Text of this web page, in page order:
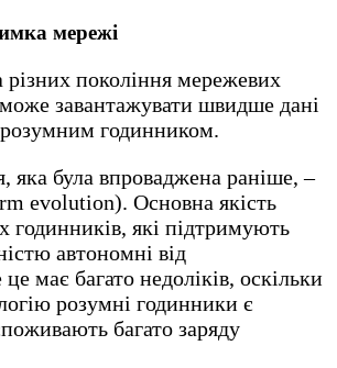
мережі
різних покоління мережевих
завантажувати швидше дані
годинником.
яка була впроваджена раніше, –
evolution). Основна якість
годинників, які підтримують
автономні від
має багато недоліків, оскільки
розумні годинники є
багато заряду